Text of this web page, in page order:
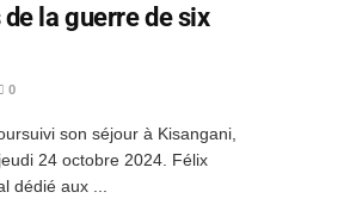
la guerre de six
0
son séjour à Kisangani,
24 octobre 2024. Félix
dédié aux ...